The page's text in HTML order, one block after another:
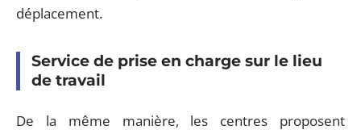
déplacement.
Service de prise en charge sur le lieu
de travail
De la même manière, les centres proposent